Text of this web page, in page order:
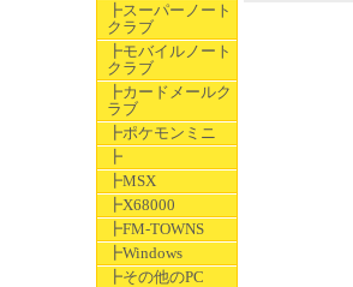
┣スーパーノート
クラブ
┣モバイルノート
クラブ
┣カードメールク
ラブ
┣ポケモンミニ
┣
┣MSX
┣X68000
┣FM-TOWNS
┣Windows
┣その他のPC